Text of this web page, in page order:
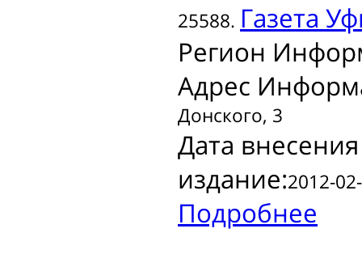
25588. Газета
Регион
Адрес
Донского, 3
Дата
издание:2012-
Подробнее